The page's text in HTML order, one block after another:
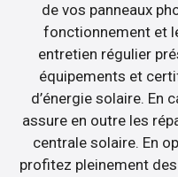
de vos panneaux
fonctionnement et
entretien régulier
équipements et
d’énergie solaire. En
assure en outre les
centrale solaire. En
profitez pleinement